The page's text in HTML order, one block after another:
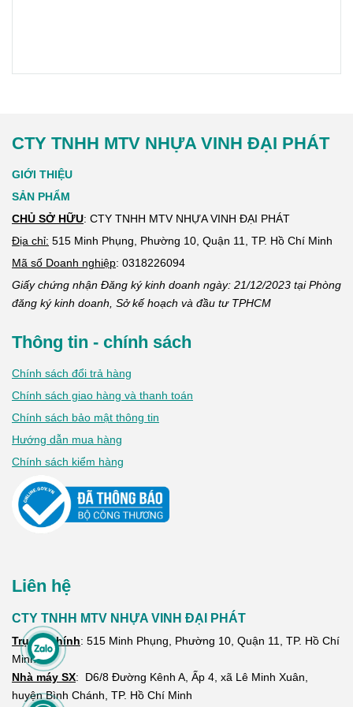
CTY TNHH MTV NHỰA VINH ĐẠI PHÁT
GIỚI THIỆU
SẢN PHẨM
CHỦ SỞ HỮU: CTY TNHH MTV NHỰA VINH ĐẠI PHÁT
Địa chỉ: 515 Minh Phụng, Phường 10, Quận 11, TP. Hồ Chí Minh
Mã số Doanh nghiệp: 0318226094
Giấy chứng nhận Đăng ký kinh doanh ngày: 21/12/2023 tại Phòng
đăng ký kinh doanh, Sở kế hoạch và đầu tư TPHCM
Thông tin - chính sách
Chính sách đổi trả hàng
Chính sách giao hàng và thanh toán
Chính sách bảo mật thông tin
Hướng dẫn mua hàng
Chính sách kiểm hàng
Liên hệ
CTY TNHH MTV NHỰA VINH ĐẠI PHÁT
Trụ sở chính: 515 Minh Phụng, Phường 10, Quận 11, TP. Hồ Chí
Minh
Nhà máy SX: D6/8 Đường Kênh A, Ấp 4, xã Lê Minh Xuân,
huyện Bình Chánh, TP. Hồ Chí Minh